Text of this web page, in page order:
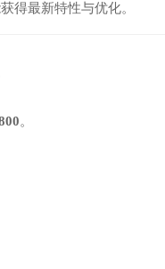
得最新特性与优化。
。